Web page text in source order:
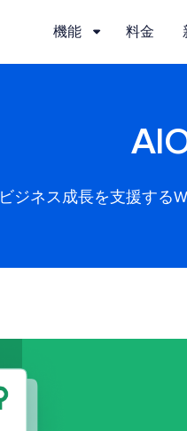
機能 料金
ビジネス成長を支援する